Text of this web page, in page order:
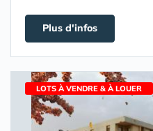
Plus d'infos
LOTS À VENDRE & À LOUER